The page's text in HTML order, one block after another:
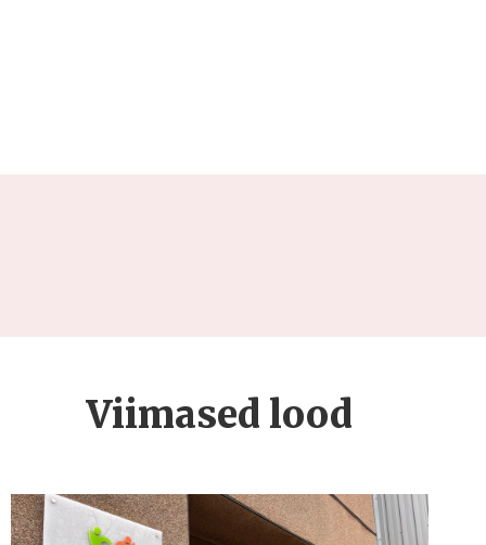
Viimased lood